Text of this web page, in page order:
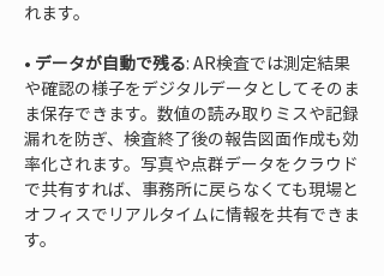
• データが自動で残る: AR検査では測定結果
や確認の様子をデジタルデータとしてそのま
ま保存できます。数値の読み取りミスや記録
漏れを防ぎ、検査終了後の報告図面作成も効
率化されます。写真や点群データをクラウド
で共有すれば、事務所に戻らなくても現場と
オフィスでリアルタイムに情報を共有できま